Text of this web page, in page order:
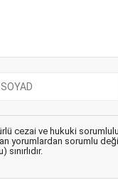
cezai ve hukuki
yorumlardan sorumlu